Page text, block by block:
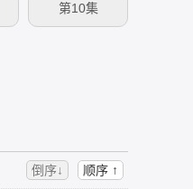
第10集
倒序↓ 顺序 ↑